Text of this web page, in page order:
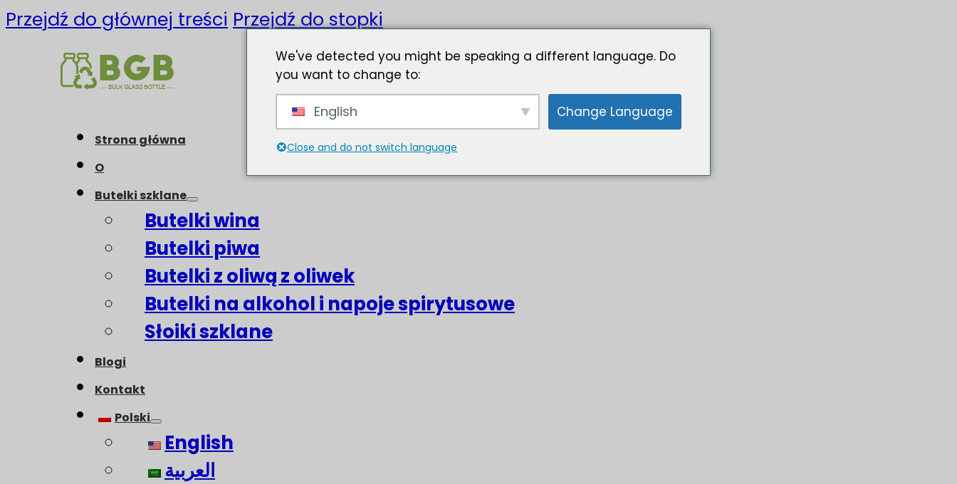
Przejdź do głównej treści Przejdź do stopki
Strona główna
O
Butelki szklane
Butelki wina
Butelki piwa
Butelki z oliwą z oliwek
Butelki na alkohol i napoje spirytusowe
Słoiki szklane
Blogi
Kontakt
Polski
English
العربية
We've detected you might be speaking a different language. Do
you want to change to:
English Change Language
Close and do not switch language